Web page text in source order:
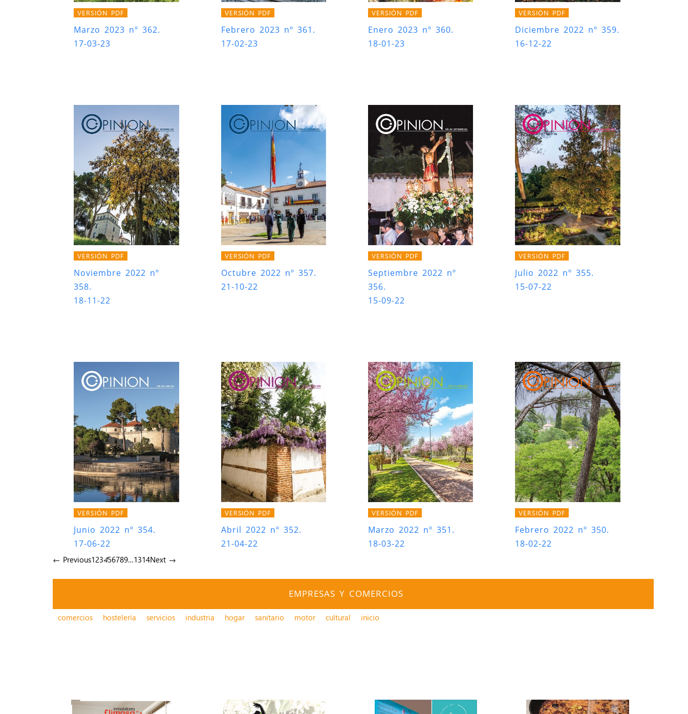
VERSIÓN PDF
Marzo 2023 nº 362.
17-03-23
VERSIÓN PDF
Febrero 2023 nº 361.
17-02-23
VERSIÓN PDF
Enero 2023 nº 360.
18-01-23
VERSIÓN PDF
Diciembre 2022 nº 359.
16-12-22
VERSIÓN PDF
Noviembre 2022 nº
358.
18-11-22
VERSIÓN PDF
Octubre 2022 nº 357.
21-10-22
VERSIÓN PDF
Septiembre 2022 nº
356.
15-09-22
VERSIÓN PDF
Julio 2022 nº 355.
15-07-22
VERSIÓN PDF
Junio 2022 nº 354.
17-06-22
VERSIÓN PDF
Abril 2022 nº 352.
21-04-22
VERSIÓN PDF
Marzo 2022 nº 351.
18-03-22
VERSIÓN PDF
Febrero 2022 nº 350.
18-02-22
← Previous123456789…1314Next →
EMPRESAS Y COMERCIOS
comercios hostelería servicios industria hogar sanitario motor cultural inicio